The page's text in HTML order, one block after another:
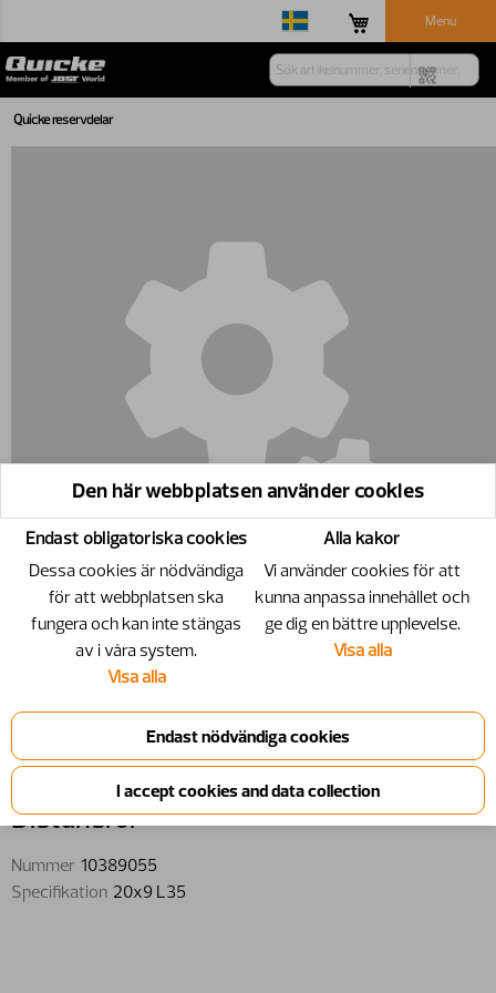
Menu
Quicke reservdelar
10389055 - Distansrör - 20x9 L35
Distansrör
Nummer 10389055
Specifikation 20x9 L35
Den här webbplatsen använder cookies
Endast obligatoriska cookies
Dessa cookies är nödvändiga
för att webbplatsen ska
fungera och kan inte stängas
av i våra system.
Visa alla
Alla kakor
Vi använder cookies för att
kunna anpassa innehållet och
ge dig en bättre upplevelse.
Visa alla